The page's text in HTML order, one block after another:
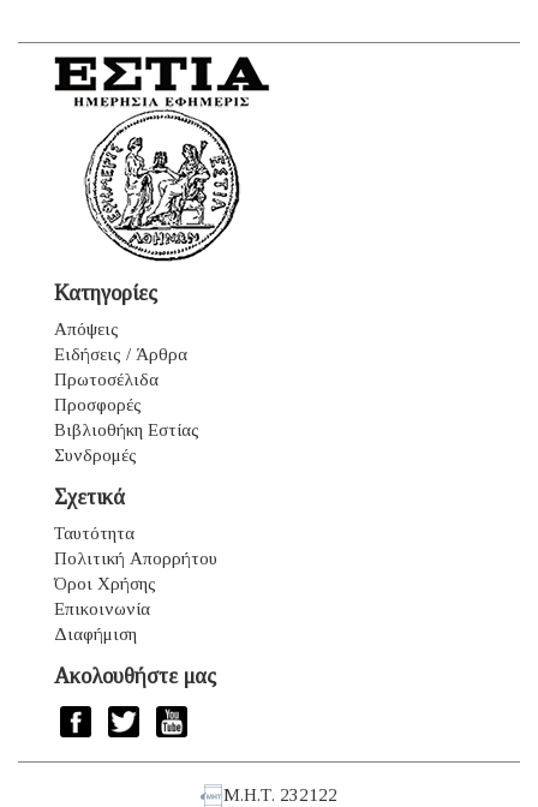
Κατηγορίες
Απόψεις
Ειδήσεις / Άρθρα
Πρωτοσέλιδα
Προσφορές
Βιβλιοθήκη Εστίας
Συνδρομές
Σχετικά
Ταυτότητα
Πολιτική Απορρήτου
Όροι Χρήσης
Επικοινωνία
Διαφήμιση
Ακολουθήστε μας
Μ.Η.Τ. 232122